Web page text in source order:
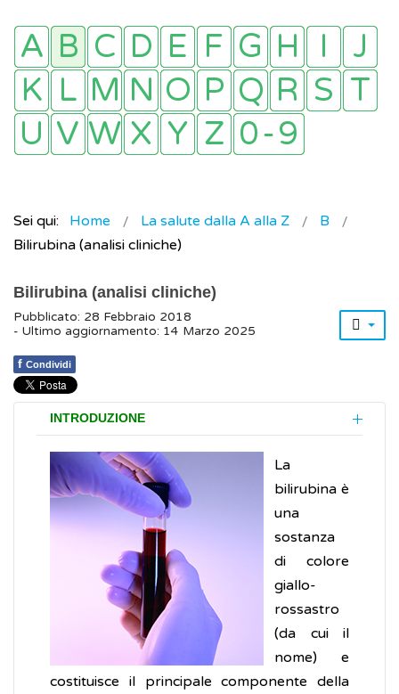
Sei qui: Home La salute dalla A alla Z
B
Bilirubina (analisi cliniche)
Bilirubina (analisi cliniche)
Pubblicato: 28 Febbraio 2018
- Ultimo aggiornamento: 14 Marzo 2025
f Condividi
INTRODUZIONE
La
bilirubina è
una
sostanza
di colore
giallo-
rossastro
(da cui il
nome) e
costituisce il principale componente della